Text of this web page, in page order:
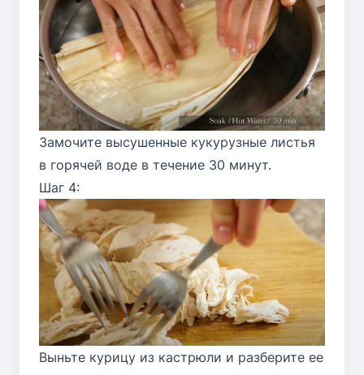
Замочите высушенные кукурузные листья
в горячей воде в течение 30 минут.
Шаг 4:
Выньте курицу из кастрюли и разберите ее